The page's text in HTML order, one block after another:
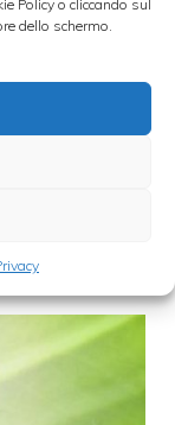
Policy o cliccando sul
dello schermo.
ad